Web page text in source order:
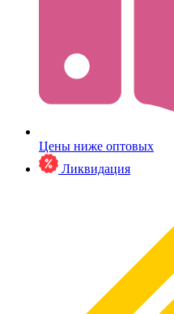
Цены ниже оптовых
Ликвидация